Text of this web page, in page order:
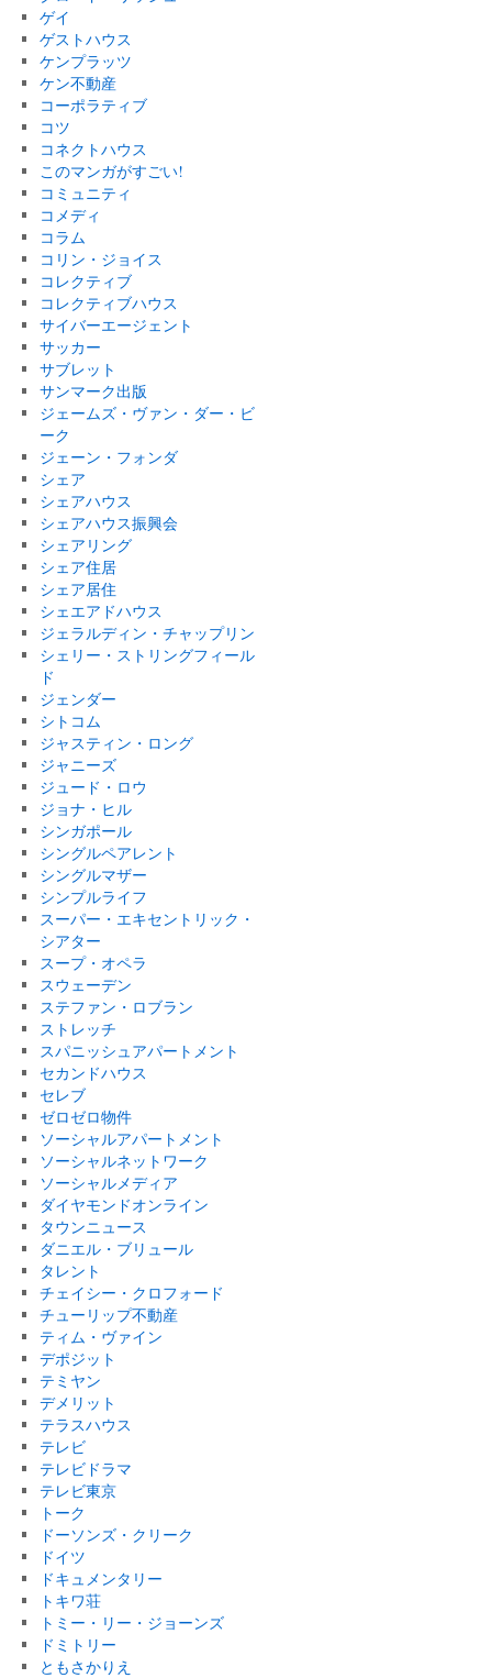
ゲイ
ゲストハウス
ケンプラッツ
ケン不動産
コーポラティブ
コツ
コネクトハウス
このマンガがすごい!
コミュニティ
コメディ
コラム
コリン・ジョイス
コレクティブ
コレクティブハウス
サイバーエージェント
サッカー
サブレット
サンマーク出版
ジェームズ・ヴァン・ダー・ビ
ーク
ジェーン・フォンダ
シェア
シェアハウス
シェアハウス振興会
シェアリング
シェア住居
シェア居住
シェエアドハウス
ジェラルディン・チャップリン
シェリー・ストリングフィール
ド
ジェンダー
シトコム
ジャスティン・ロング
ジャニーズ
ジュード・ロウ
ジョナ・ヒル
シンガポール
シングルペアレント
シングルマザー
シンプルライフ
スーパー・エキセントリック・
シアター
スープ・オペラ
スウェーデン
ステファン・ロブラン
ストレッチ
スパニッシュアパートメント
セカンドハウス
セレブ
ゼロゼロ物件
ソーシャルアパートメント
ソーシャルネットワーク
ソーシャルメディア
ダイヤモンドオンライン
タウンニュース
ダニエル・ブリュール
タレント
チェイシー・クロフォード
チューリップ不動産
ティム・ヴァイン
デポジット
テミヤン
デメリット
テラスハウス
テレビ
テレビドラマ
テレビ東京
トーク
ドーソンズ・クリーク
ドイツ
ドキュメンタリー
トキワ荘
トミー・リー・ジョーンズ
ドミトリー
ともさかりえ